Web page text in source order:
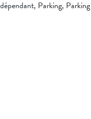
Parking,